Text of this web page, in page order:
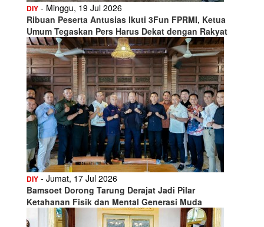
DIY - Minggu, 19 Jul 2026
Ribuan Peserta Antusias Ikuti 3Fun FPRMI, Ketua
Umum Tegaskan Pers Harus Dekat dengan Rakyat
DIY - Jumat, 17 Jul 2026
Bamsoet Dorong Tarung Derajat Jadi Pilar
Ketahanan Fisik dan Mental Generasi Muda